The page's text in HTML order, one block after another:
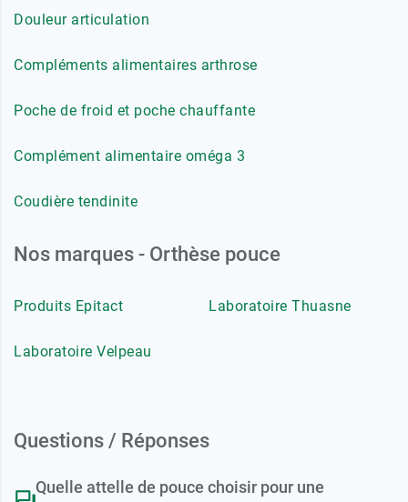
Douleur articulation
Compléments alimentaires arthrose
Poche de froid et poche chauffante
Complément alimentaire oméga 3
Coudière tendinite
Nos marques - Orthèse pouce
Produits Epitact Laboratoire Thuasne
Laboratoire Velpeau
Questions / Réponses
Quelle attelle de pouce choisir pour une